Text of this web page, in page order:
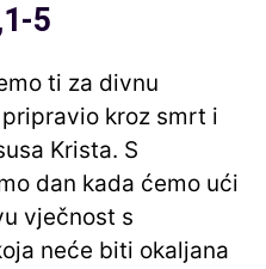
5
ti za divnu
kroz smrt i
Krista. S
dan kada ćemo ući
vječnost s
neće biti okaljana